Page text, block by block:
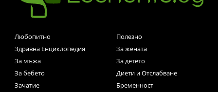
Любопитно
Полезно
Здравна Енциклопедия
За жената
За мъжа
За детето
За бебето
Диети и Отслабване
Зачатие
Бременност